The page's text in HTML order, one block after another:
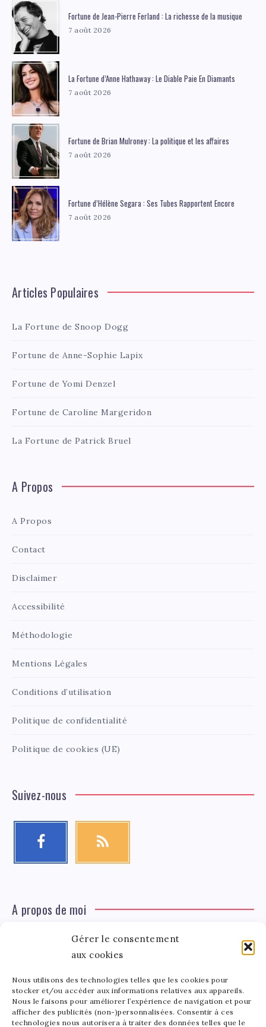
Gérer le consentement
aux cookies
Nous utilisons des technologies telles que les cookies pour
stocker et/ou accéder aux informations relatives aux appareils.
Nous le faisons pour améliorer l’expérience de navigation et pour
afficher des publicités (non-)personnalisées. Consentir à ces
technologies nous autorisera à traiter des données telles que le
Fortune de Jean-Pierre Ferland : La richesse de la musique
7 août 2026
La Fortune d’Anne Hathaway : Le Diable Paie En Diamants
7 août 2026
Fortune de Brian Mulroney : La politique et les affaires
7 août 2026
Fortune d’Hélène Segara : Ses Tubes Rapportent Encore
7 août 2026
Articles Populaires
La Fortune de Snoop Dogg
Fortune de Anne-Sophie Lapix
Fortune de Yomi Denzel
Fortune de Caroline Margeridon
La Fortune de Patrick Bruel
A Propos
A Propos
Contact
Disclaimer
Accessibilité
Méthodologie
Mentions Légales
Conditions d’utilisation
Politique de confidentialité
Politique de cookies (UE)
Suivez-nous
A propos de moi
Tinger
Léa Tinger
Fondatrice
Fondatrice de FortunedeStar.com, je fusionne ma
passion pour les cultures et l'économie des célébrités.